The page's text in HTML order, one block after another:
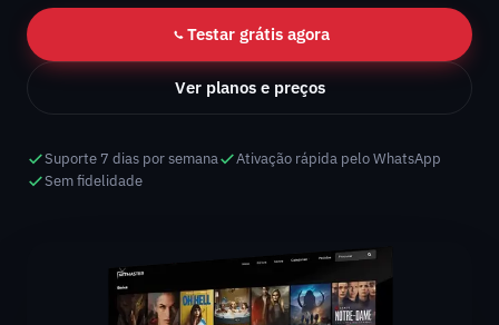
Testar grátis agora
Ver planos e preços
Suporte 7 dias por semana
Ativação rápida pelo WhatsApp
Sem fidelidade